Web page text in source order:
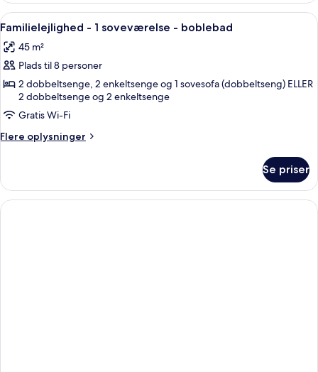
boblebad
queensize-
boblebad
Indlæs
alle
billeder
af
Familielejlighed
1
soveværelse
Et hotelværelse med en stor seng,
1
Familielejlighed - 1 soveværelse - boblebad
45 m²
Plads til 8 personer
2 dobbeltsenge, 2 enkeltsenge og 1 sovesofa (dobbeltseng) ELLER
2 dobbeltsenge og 2 enkeltsenge
Gratis Wi-Fi
Flere oplysninger
Flere
-
soveværelse
Se priser